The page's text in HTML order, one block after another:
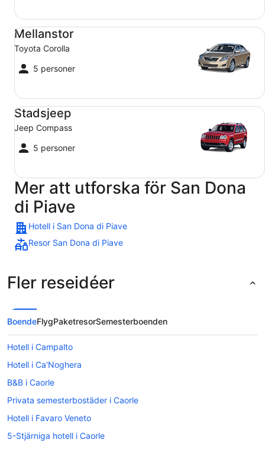
Mellanstor
Toyota Corolla
5 personer
Mellanstor Toyota Corolla
Stadsjeep
Jeep Compass
5 personer
Stadsjeep Jeep Compass
Mer att utforska för San Dona
di Piave
Hotell i San Dona di Piave
Resor San Dona di Piave
Fler reseidéer
BoendeFlygPaketresorSemesterboenden
Hotell i Campalto
Hotell i Ca'Noghera
B&B i Caorle
Privata semesterbostäder i Caorle
Hotell i Favaro Veneto
5-Stjärniga hotell i Caorle